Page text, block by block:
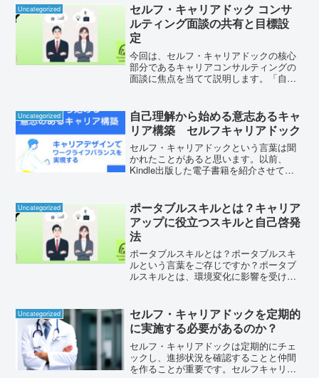
Uncategorized
セルフ・キャリアドック コンサ
ルティング面談の共有と目標設
定
今回は、セルフ・キャリアドックの核心
部分であるキャリアコンサルティングの
面談に焦点を当てて説明します。「自己
ん。これらにどのように取り組むかを詳
しく紹介いたします。※参...
Uncategorized
自己理解から始める意志あるキャ
リア構築 セルフキャリアドック
セルフ・キャリアドックという言葉は聞
かれたことがあると思います。以前、
Kindle出版した電子書籍を紹介させてい
で頂くことで個人でも実行に移せるよう
にと考えて出版した電...
Uncategorized
ポータブルスキルとは？キャリア
アップに役立つスキルと自己啓発
法
ポータブルスキルとは？ポータブルスキ
ルという言葉をご存じですか？ポータブ
ルスキルとは、環境変化に影響を受ける
の際にも有効なスキルです。ポータブル
＝「携帯用」、スキル＝「...
Uncategorized
セルフ・キャリアドックを定期的
に実施する必要があるのか？
セルフ・キャリアドックは定期的にチェ
ックし、進捗状況を確認することと仲間
を作ることが重要です。セルフキャリア